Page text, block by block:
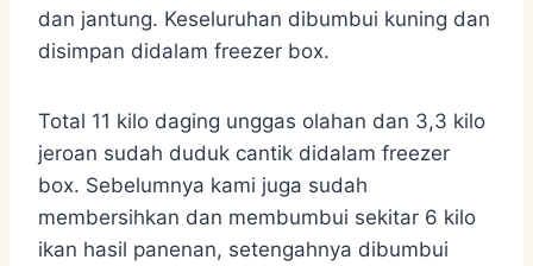
dan jantung. Keseluruhan dibumbui kuning dan
disimpan didalam freezer box.
Total 11 kilo daging unggas olahan dan 3,3 kilo
jeroan sudah duduk cantik didalam freezer
box. Sebelumnya kami juga sudah
membersihkan dan membumbui sekitar 6 kilo
ikan hasil panenan, setengahnya dibumbui